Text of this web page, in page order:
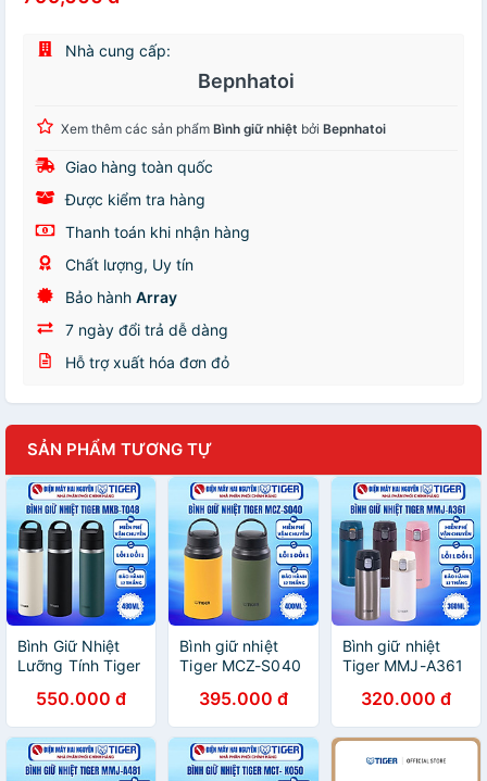
Nhà cung cấp:
Bepnhatoi
Xem thêm các sản phẩm Bình giữ nhiệt bởi Bepnhatoi
Giao hàng toàn quốc
Được kiểm tra hàng
Thanh toán khi nhận hàng
Chất lượng, Uy tín
Bảo hành Array
7 ngày đổi trả dễ dàng
Hỗ trợ xuất hóa đơn đỏ
SẢN PHẨM TƯƠNG TỰ
Bình Giữ Nhiệt
Lưỡng Tính Tiger
(480ml)
550.000 đ
Bình giữ nhiệt
Tiger MCZ-S040
HÃNG
395.000 đ
Bình giữ nhiệt
Tiger MMJ-A361
HÃNG
320.000 đ